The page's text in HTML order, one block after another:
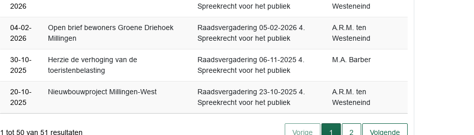
2026
Spreekrecht voor het publiek
Westeneind
04-02-
2026
Open brief bewoners Groene Driehoek
Millingen
Raadsvergadering 05-02-2026 4.
Spreekrecht voor het publiek
A.R.M. ten
Westeneind
30-10-
2025
Herzie de verhoging van de
toeristenbelasting
Raadsvergadering 06-11-2025 4.
Spreekrecht voor het publiek
M.A. Barber
20-10-
2025
Nieuwbouwproject Millingen-West
Raadsvergadering 23-10-2025 4.
Spreekrecht voor het publiek
A.R.M. ten
Westeneind
1 tot 50 van 51 resultaten Vorige 1 Huidige pagina
2 Volgende